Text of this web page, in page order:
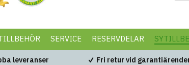
SERVICE RESERVDELAR
leveranser Fri retur vid